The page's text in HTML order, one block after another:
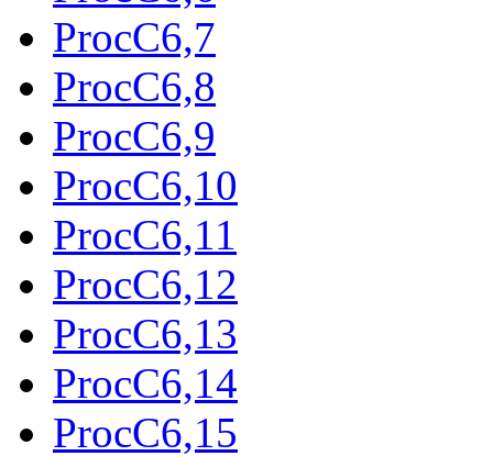
ProcC6,7
ProcC6,8
ProcC6,9
ProcC6,10
ProcC6,11
ProcC6,12
ProcC6,13
ProcC6,14
ProcC6,15